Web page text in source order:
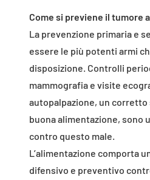
Come si previene il tumore
La prevenzione primaria e
essere le più potenti armi
disposizione. Controlli
mammografia e visite
autopalpazione, un corretto
buona alimentazione, sono
contro questo male.
L’alimentazione comporta
difensivo e preventivo